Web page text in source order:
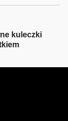
kuleczki